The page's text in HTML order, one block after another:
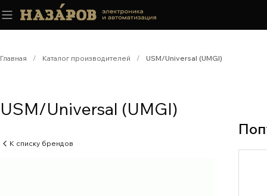
Главная / Каталог производителей / USM/Universal (UMGI)
USM/Universal (UMGI)
К списку брендов